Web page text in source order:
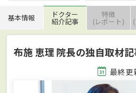
基本情報 ドクター
紹介記事
特徴
(レポート)
布施 恵理 院長の独自取材
最終